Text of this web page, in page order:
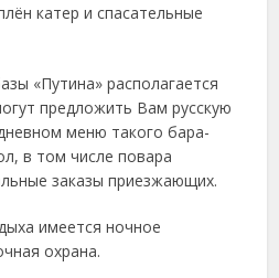
катер и спасательные
«Путина» располагается
предложить Вам русскую
меню такого бара-
в том числе повара
заказы приезжающих.
имеется ночное
охрана.